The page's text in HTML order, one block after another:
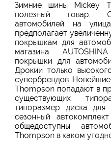
Зимние шины Mickey
полезный товар.
автомобилей на
предполагает
покрышкам для
магазина
покрышки для
Дрокии только
супербрендов.
Thompson попадают в
существующих
типоразмер диска
сезонный
общедоступны
Thompson в каком